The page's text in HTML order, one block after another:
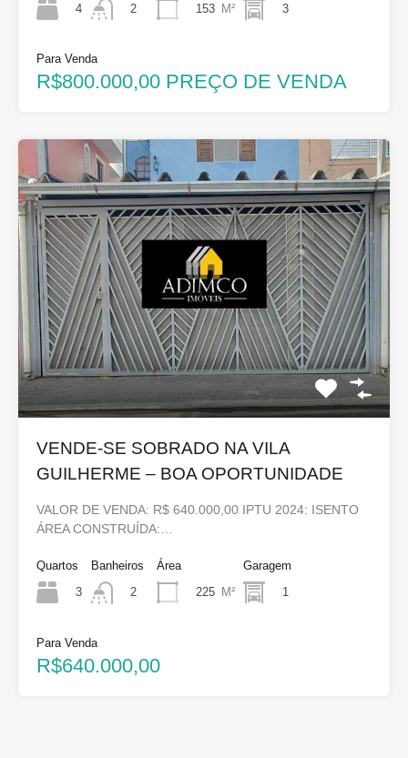
4 2 153 M² 3
Para Venda
R$800.000,00 PREÇO DE VENDA
VENDE-SE SOBRADO NA VILA
GUILHERME – BOA OPORTUNIDADE
VALOR DE VENDA: R$ 640.000,00 IPTU 2024: ISENTO
ÁREA CONSTRUÍDA:…
Quartos
3
Banheiros
2
Área
225 M²
Garagem
1
Para Venda
R$640.000,00